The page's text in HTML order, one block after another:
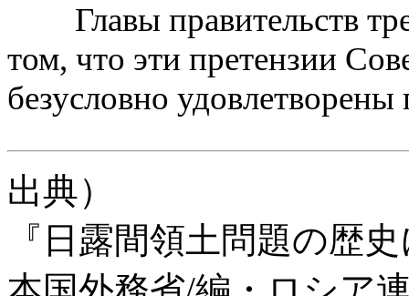
Главы правительств
том, что эти претензии
безусловно удовлетворены
出典）
『日露間領土問題の歴